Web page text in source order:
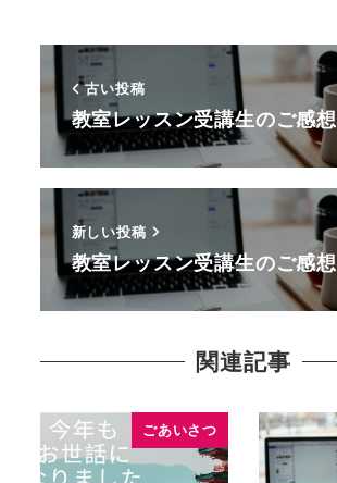
古い投稿
教室レッスン受講生のご感想
新しい投稿
教室レッスン受講生のご感想
関連記事
ごあいさつ